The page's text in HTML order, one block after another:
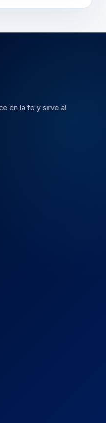
en la fe y sirve al